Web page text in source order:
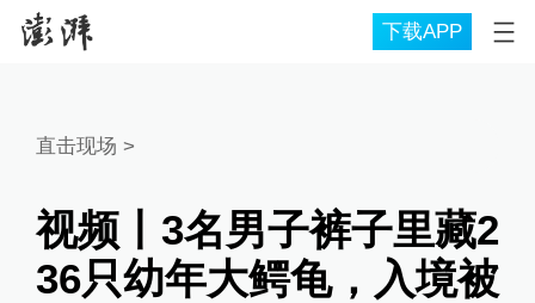
下载APP
直击现场 >
视频丨3名男子裤子里藏2
36只幼年大鳄龟，入境被